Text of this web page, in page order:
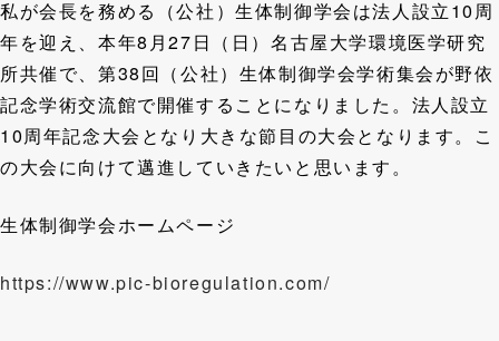
私が会長を務める（公社）生体制御学会は法人設立10周
年を迎え、本年8月27日（日）名古屋大学環境医学研究
所共催で、第38回（公社）生体制御学会学術集会が野依
記念学術交流館で開催することになりました。法人設立
10周年記念大会となり大きな節目の大会となります。こ
の大会に向けて邁進していきたいと思います。
生体制御学会ホームページ
https://www.pic-bioregulation.com/